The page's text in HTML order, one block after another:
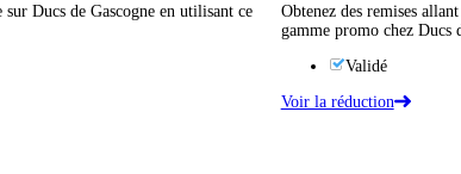
Ducs de Gascogne en utilisant ce
Obtenez des remises
gamme promo chez Ducs
Validé
Voir la réduction